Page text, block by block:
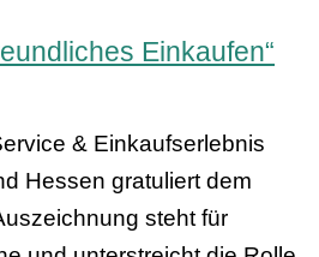
Einkaufen“
& Einkaufserlebnis
Hessen gratuliert dem
steht für